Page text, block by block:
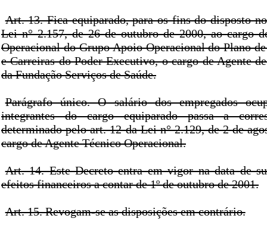
Art. 13. Fica equiparado, para os fins do disposto
Lei n° 2.157, de 26 de outubro de 2000, ao cargo
Operacional do Grupo Apoio Operacional do Plano
e Carreiras do Poder Executivo, o cargo de Agente
da Fundação Serviços de Saúde.
Parágrafo único. O salário dos empregados
integrantes do cargo equiparado passa a
determinado pelo art. 12 da Lei n° 2.129, de 2 de
cargo de Agente Técnico Operacional.
Art. 14. Este Decreto entra em vigor na data de
efeitos financeiros a contar de 1º de outubro de 2001.
Art. 15. Revogam-se as disposições em contrário.